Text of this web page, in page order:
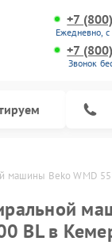
+7
Ежедневно,
+7
Звонок
машины Beko WMD
BL в